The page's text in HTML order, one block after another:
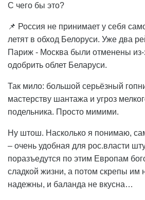
С чего бы это?
📌 Россия не принимает у себя
летят в обход Белоруси. Уже два
Париж - Москва были отменены из-
одобрить облет Беларуси.
Так мило: большой серьёзный
мастерству шантажа и угроз
подельника. Просто мимими.
Ну штош. Насколько я понимаю,
– очень удобная для рос.власти
поразъедутся по этим Европам
сладкой жизни, а потом скрепы им
надежны, и баланда не вкусна…